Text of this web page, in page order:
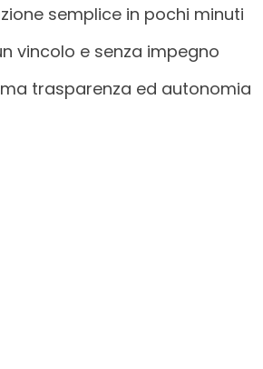
semplice in pochi minuti
vincolo e senza impegno
trasparenza ed autonomia